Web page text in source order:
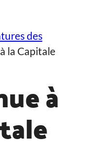
des
la Capitale
à